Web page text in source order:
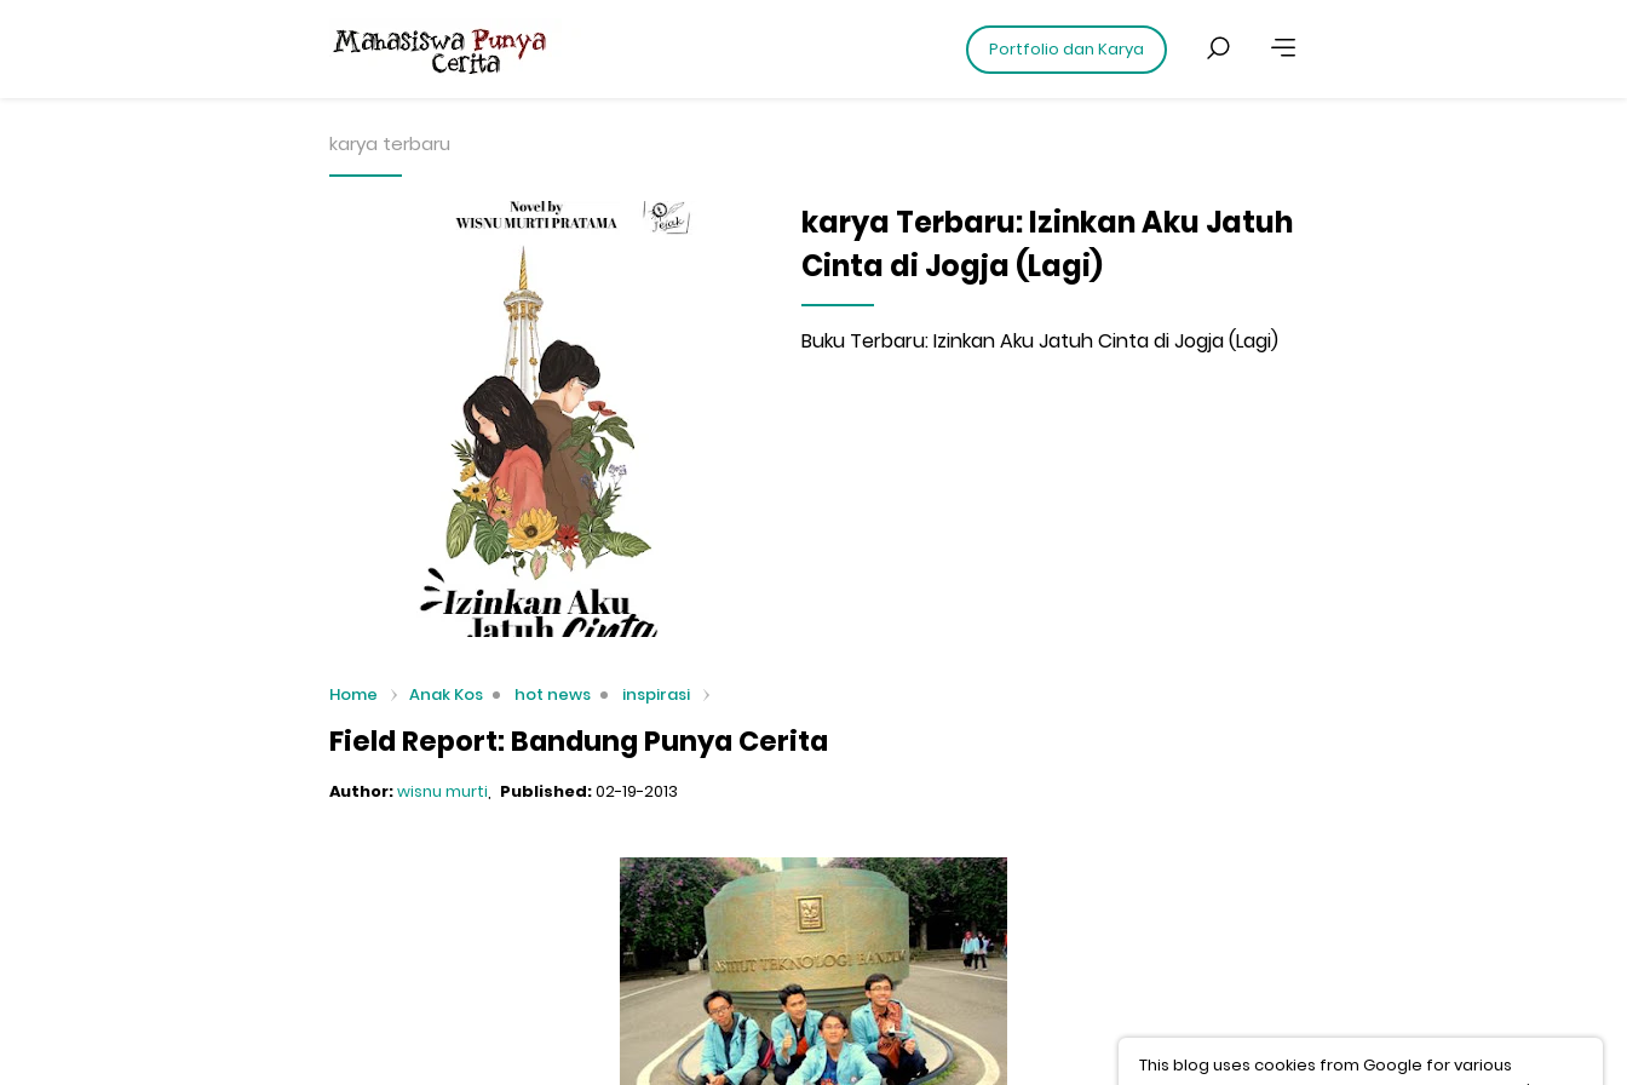
Portfolio dan Karya
karya terbaru
karya Terbaru: Izinkan Aku Jatuh
Cinta di Jogja (Lagi)
Buku Terbaru: Izinkan Aku Jatuh Cinta di Jogja (Lagi)
Home Anak Kos hot news inspirasi
Field Report: Bandung Punya Cerita
Author:wisnu murti Published:02-19-2013
This blog uses cookies from Google for various